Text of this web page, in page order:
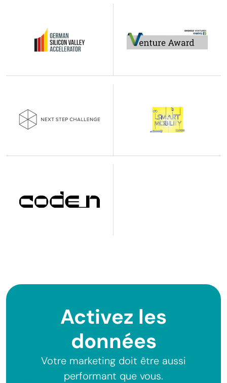
Activez les
données
Votre marketing doit être aussi
performant que vous.